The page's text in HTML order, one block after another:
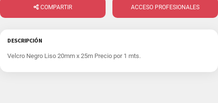
COMPARTIR ACCESO PROFESIONALES
DESCRIPCIÓN
Velcro Negro Liso 20mm x 25m Precio por 1 mts.